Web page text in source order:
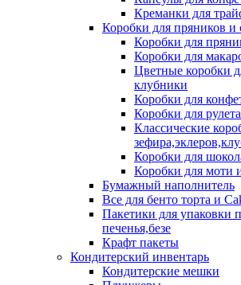
Креманки для
Коробки для пряников и
Коробки для
Коробки для
Цветные коробки
клубники
Коробки для
Коробки для рулета
Классические
Коробки для
Коробки для моти
Бумажный наполнитель
Все для бенто торта и
Пакетики для упаковки
печенья,безе
Крафт пакеты
Кондитерский инвентарь
Кондитерские мешки